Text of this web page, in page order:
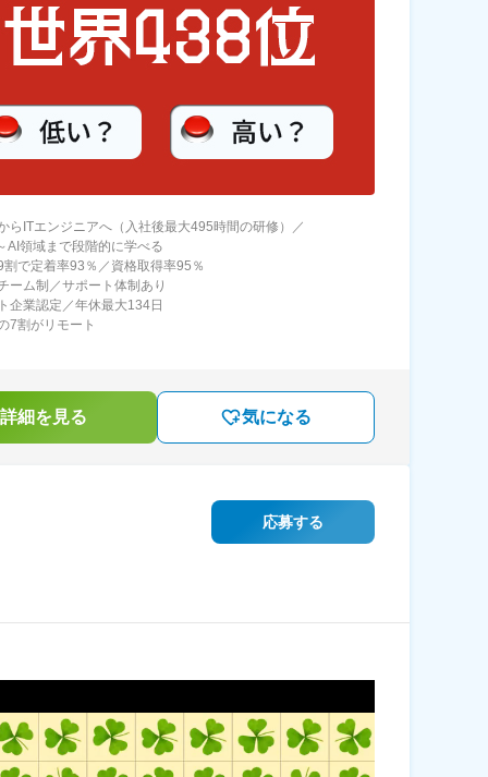
らITエンジニアへ（入社後最大495時間の研修）／
AI領域まで段階的に学べる
で定着率93％／資格取得率95％
ーム制／サポート体制あり
企業認定／年休最大134日
7割がリモート
細を見る 気になる
応募する